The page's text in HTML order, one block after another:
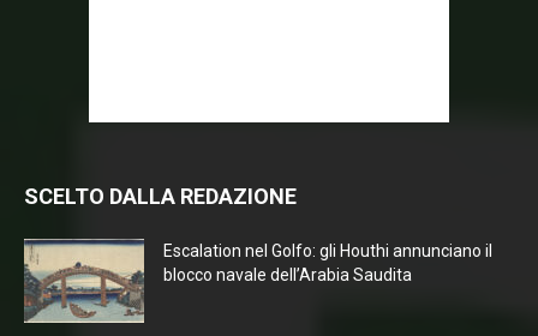
SCELTO DALLA REDAZIONE
Escalation nel Golfo: gli Houthi annunciano il
blocco navale dell’Arabia Saudita